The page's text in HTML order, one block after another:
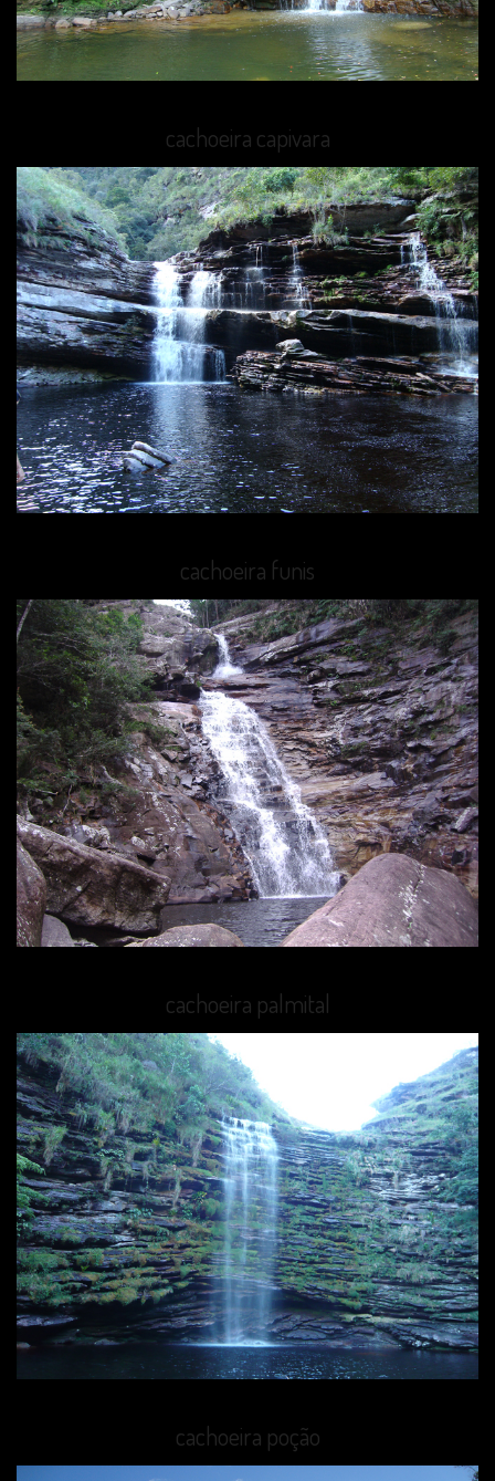
cachoeira capivara
cachoeira funis
cachoeira palmital
cachoeira poção